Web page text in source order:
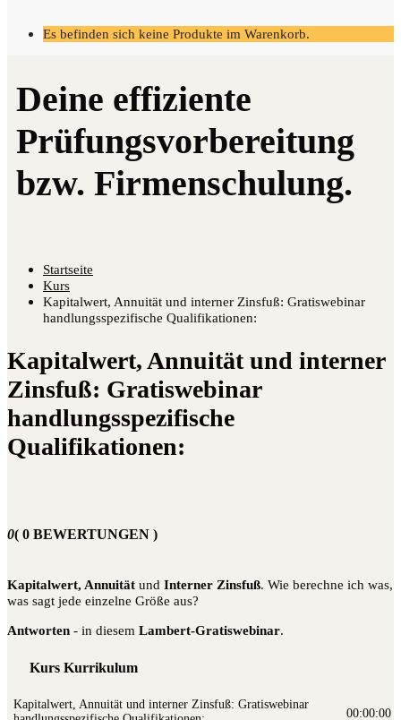
Es befinden sich keine Produkte im Warenkorb.
Startseite
Kurs
Kapitalwert, Annuität und interner Zinsfuß: Gratiswebinar
handlungsspezifische Qualifikationen:
Kapitalwert, Annuität und interner
Zinsfuß: Gratiswebinar
handlungsspezifische
Qualifikationen:
0( 0 BEWERTUNGEN )
Kapi­tal­wert, Annui­tät und Inter­ner Zins­fuß. Wie berech­ne ich was,
was sagt jede ein­zel­ne Grö­ße aus?
Ant­wor­ten - in die­sem Lam­bert-Gra­tis­web­i­nar.
Kurs Kurrikulum
Kapi­tal­wert, Annui­tät und inter­ner Zins­fuß: Gra­tis­web­i­nar
00:00:00